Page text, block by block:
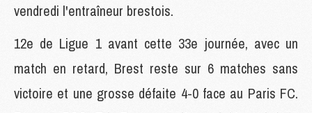
vendredi l'entraîneur brestois.
12e de Ligue 1 avant cette 33e journée, avec un
match en retard, Brest reste sur 6 matches sans
victoire et une grosse défaite 4-0 face au Paris FC.